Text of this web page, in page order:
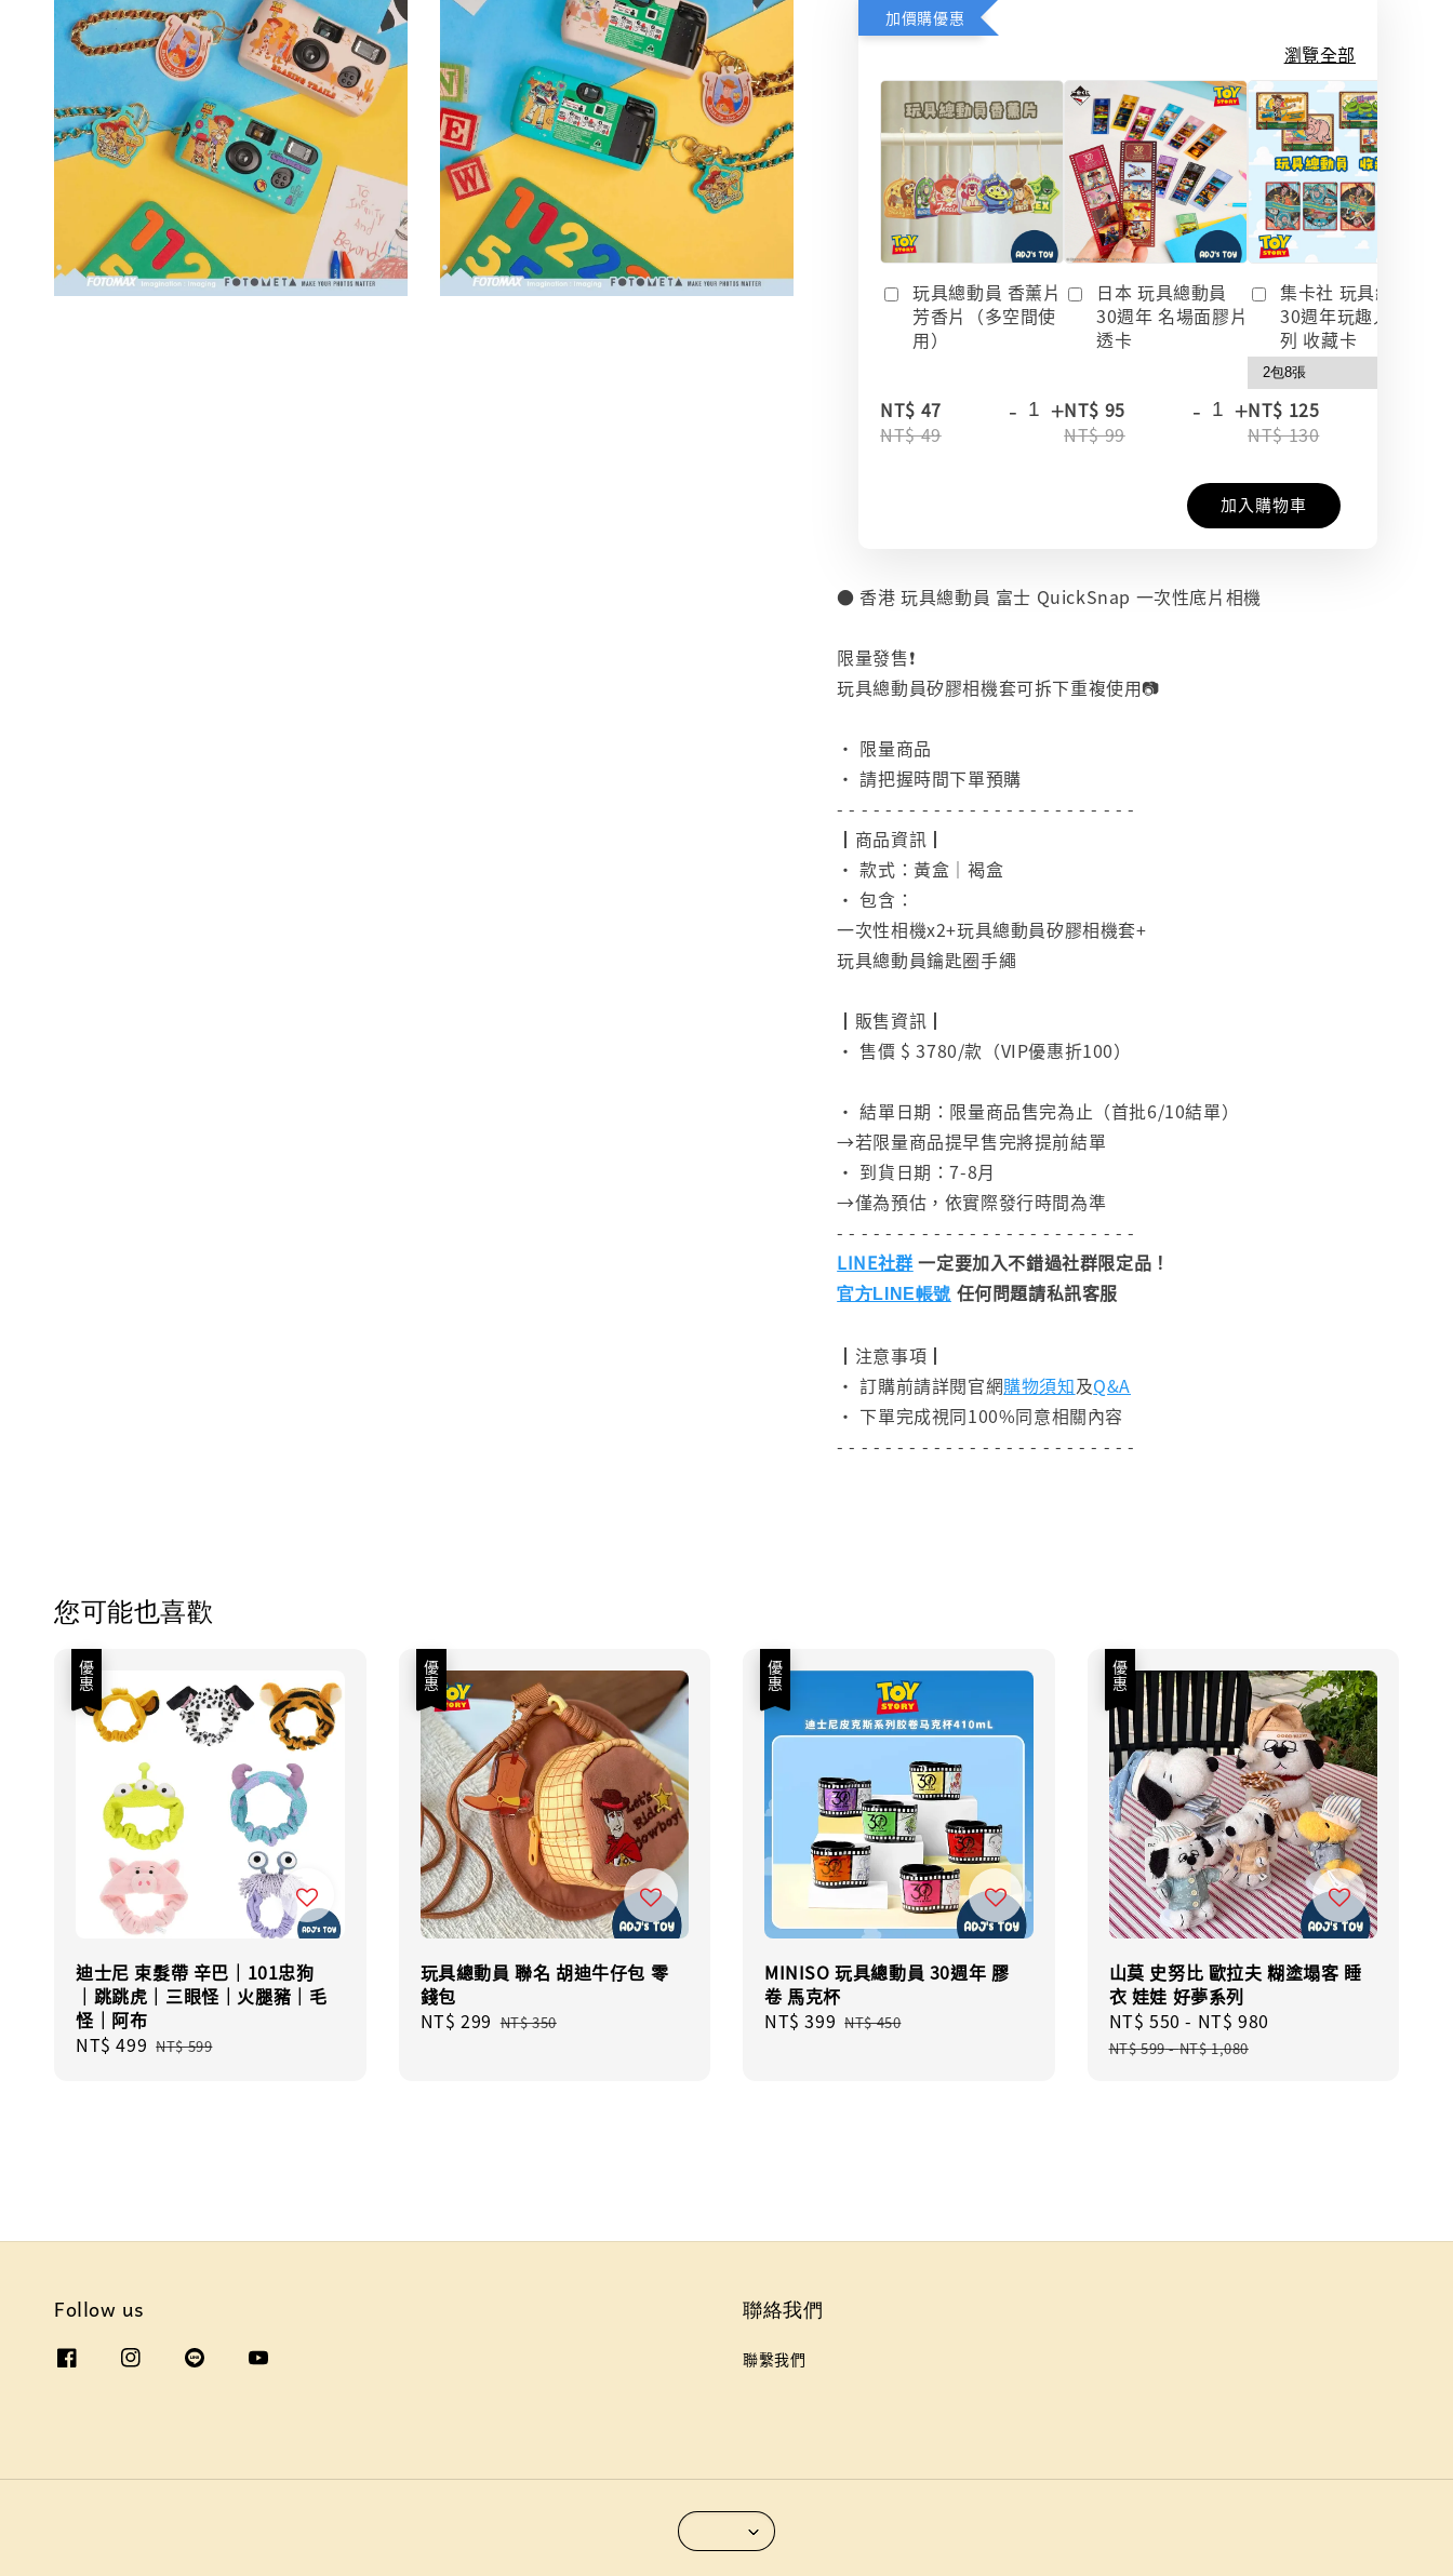
加價購優惠
瀏覽全部
玩具總動員 香薰片
芳香片（多空間使
用）
NT$ 47
NT$ 49
- +
日本 玩具總動員
30週年 名場面膠片
透卡
NT$ 95
NT$ 99
- +
集卡社 玩具總動員
30週年玩趣人生系
列 收藏卡
NT$ 125
NT$ 130
加入購物車
● 香港 玩具總動員 富士 QuickSnap 一次性底片相機
限量發售❗️
玩具總動員矽膠相機套可拆下重複使用📷
• 限量商品
• 請把握時間下單預購
- - - - - - - - - - - - - - - - - - - - - - - - -
┃商品資訊┃
• 款式：黃盒｜褐盒
• 包含：
一次性相機x2+玩具總動員矽膠相機套+
玩具總動員鑰匙圈手繩
┃販售資訊┃
• 售價 $ 3780/款（VIP優惠折100）
• 結單日期：限量商品售完為止（首批6/10結單）
→若限量商品提早售完將提前結單
• 到貨日期：7-8月
→僅為預估，依實際發行時間為準
- - - - - - - - - - - - - - - - - - - - - - - - -
LINE社群 一定要加入不錯過社群限定品！
官方LINE帳號 任何問題請私訊客服
┃注意事項┃
• 訂購前請詳閱官網購物須知及Q&A
• 下單完成視同100%同意相關內容
- - - - - - - - - - - - - - - - - - - - - - - - -
您可能也喜歡
優惠
迪士尼 束髮帶 辛巴｜101忠狗
｜跳跳虎｜三眼怪｜火腿豬｜毛
怪｜阿布
Sale
NT$ 499 Regular
NT$ 599
優惠
玩具總動員 聯名 胡迪牛仔包 零
錢包
Sale
NT$ 299 Regular
NT$ 350
優惠
MINISO 玩具總動員 30週年 膠
卷 馬克杯
Sale
NT$ 399 Regular
NT$ 450
優惠
山莫 史努比 歐拉夫 糊塗塌客 睡
衣 娃娃 好夢系列
Sale
price
NT$ 550 - NT$ 980
NT$ 599-NT$ 1,080
Follow us 聯絡我們
聯繫我們